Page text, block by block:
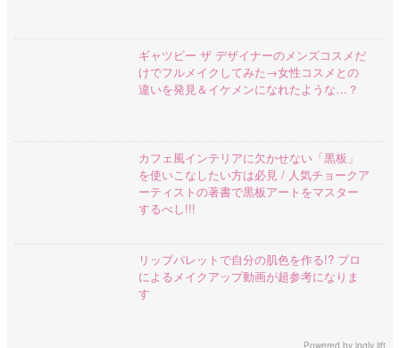
ギャツビー ザ デザイナーのメンズコスメだ
けでフルメイクしてみた→女性コスメとの
違いを発見＆イケメンになれたような…？
カフェ風インテリアに欠かせない「黒板」
を使いこなしたい方は必見 / 人気チョークア
ーティストの著書で黒板アートをマスター
するべし!!!
リップパレットで自分の肌色を作る!? プロ
によるメイクアップ動画が超参考になりま
す